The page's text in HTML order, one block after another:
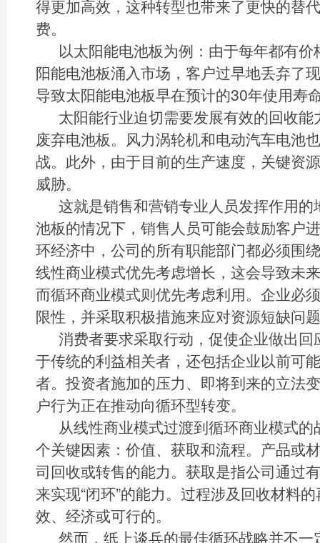
得更加高效，这种转型也带来了更快的替
费。
以太阳能电池板为例：由于每年都有
阳能电池板涌入市场，客户过早地丢弃了
导致太阳能电池板早在预计的30年使用寿
太阳能行业迫切需要发展有效的回收
废弃电池板。风力涡轮机和电动汽车电池
战。此外，由于目前的生产速度，关键资
威胁。
这就是销售和营销专业人员发挥作用
池板的情况下，销售人员可能会鼓励客户
环经济中，公司的所有职能部门都必须围
线性商业模式优先考虑增长，这会导致未
而循环商业模式则优先考虑利用。企业必
限性，并采取积极措施来应对资源短缺问
消费者要求采取行动，促使企业做出
于传统的利益相关者，还包括企业以前可
者。投资者施加的压力、即将到来的立法
户行为正在推动向循环型转变。
从线性商业模式过渡到循环商业模式
个关键因素：价值、获取和流程。产品或
司回收或转售的能力。获取是指公司通过
来实现“闭环”的能力。过程涉及回收材料
效、经济或可行的。
然而，纸上谈兵的最佳循环战略并不